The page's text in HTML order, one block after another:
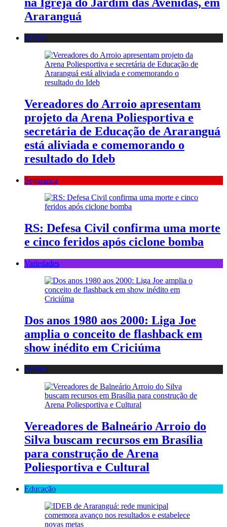
na Igreja do Jardim das Avenidas, em
Araranguá
Política
Vereadores do Arroio apresentam
projeto da Arena Poliesportiva e
secretária de Educação de Araranguá
está aliviada e comemorando o
resultado do Ideb
Segurança
RS: Defesa Civil confirma uma morte
e cinco feridos após ciclone bomba
Variedades
Dos anos 1980 aos 2000: Liga Joe
amplia o conceito de flashback em
show inédito em Criciúma
Política
Vereadores de Balneário Arroio do
Silva buscam recursos em Brasília
para construção de Arena
Poliesportiva e Cultural
Educação